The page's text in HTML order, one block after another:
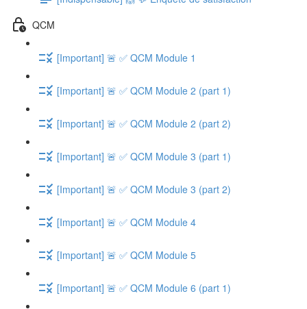
QCM
[Important] 🚨 ✅ QCM Module 1
[Important] 🚨 ✅ QCM Module 2 (part 1)
[Important] 🚨 ✅ QCM Module 2 (part 2)
[Important] 🚨 ✅ QCM Module 3 (part 1)
[Important] 🚨 ✅ QCM Module 3 (part 2)
[Important] 🚨 ✅ QCM Module 4
[Important] 🚨 ✅ QCM Module 5
[Important] 🚨 ✅ QCM Module 6 (part 1)